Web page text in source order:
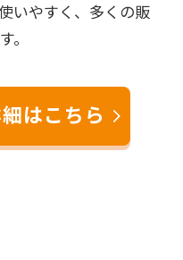
いやすく、多くの販
。
はこちら